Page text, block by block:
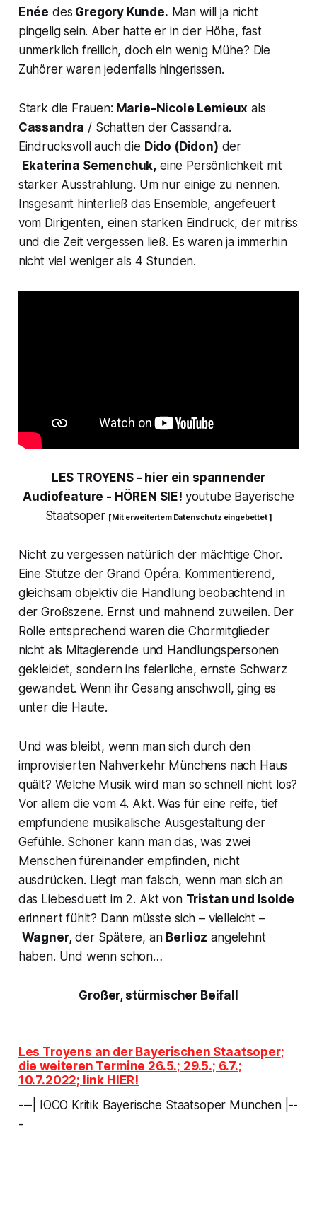
Enée des Gregory Kunde. Man will ja nicht
pingelig sein. Aber hatte er in der Höhe, fast
unmerklich freilich, doch ein wenig Mühe? Die
Zuhörer waren jedenfalls hingerissen.
Stark die Frauen: Marie-Nicole Lemieux als
Cassandra / Schatten der Cassandra.
Eindrucksvoll auch die Dido (Didon) der
Ekaterina Semenchuk, eine Persönlichkeit mit
starker Ausstrahlung. Um nur einige zu nennen.
Insgesamt hinterließ das Ensemble, angefeuert
vom Dirigenten, einen starken Eindruck, der mitriss
und die Zeit vergessen ließ. Es waren ja immerhin
nicht viel weniger als 4 Stunden.
LES TROYENS - hier ein spannender
Audiofeature - HÖREN SIE! youtube Bayerische
Staatsoper [ Mit erweitertem Datenschutz eingebettet ]
Nicht zu vergessen natürlich der mächtige Chor.
Eine Stütze der Grand Opéra. Kommentierend,
gleichsam objektiv die Handlung beobachtend in
der Großszene. Ernst und mahnend zuweilen. Der
Rolle entsprechend waren die Chormitglieder
nicht als Mitagierende und Handlungspersonen
gekleidet, sondern ins feierliche, ernste Schwarz
gewandet. Wenn ihr Gesang anschwoll, ging es
unter die Haute.
Und was bleibt, wenn man sich durch den
improvisierten Nahverkehr Münchens nach Haus
quält? Welche Musik wird man so schnell nicht los?
Vor allem die vom 4. Akt. Was für eine reife, tief
empfundene musikalische Ausgestaltung der
Gefühle. Schöner kann man das, was zwei
Menschen füreinander empfinden, nicht
ausdrücken. Liegt man falsch, wenn man sich an
das Liebesduett im 2. Akt von Tristan und Isolde
erinnert fühlt? Dann müsste sich – vielleicht –
Wagner,der Spätere, an Berlioz angelehnt
haben. Und wenn schon…
Großer, stürmischer Beifall
Les Troyens an der Bayerischen Staatsoper;
die weiteren Termine 26.5.; 29.5.; 6.7.;
10.7.2022; link HIER!
---| IOCO Kritik Bayerische Staatsoper München |--
-